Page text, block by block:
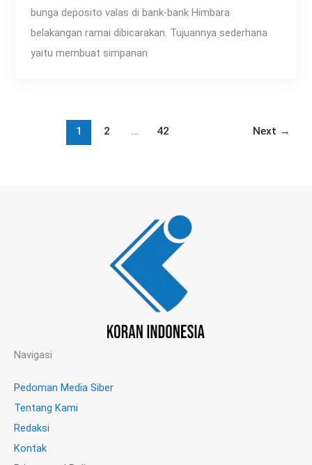
bunga deposito valas di bank-bank Himbara
belakangan ramai dibicarakan. Tujuannya sederhana
yaitu membuat simpanan
1 2 … 42 Next →
Navigasi
Pedoman Media Siber
Tentang Kami
Redaksi
Kontak